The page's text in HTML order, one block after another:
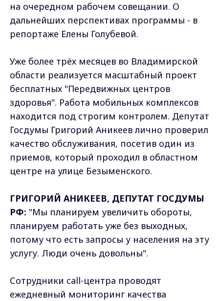
на очередном рабочем совещании. О
дальнейших перспективах программы - в
репортаже Елены Голубевой.
Уже более трёх месяцев во Владимирской
области реализуется масштабный проект
бесплатных "Передвижных центров
здоровья". Работа мобильных комплексов
находится под строгим контролем. Депутат
Госдумы Григорий Аникеев лично проверил
качество обслуживания, посетив один из
приемов, который проходил в областном
центре на улице Безыменского.
ГРИГОРИЙ АНИКЕЕВ, ДЕПУТАТ ГОСДУМЫ
РФ: "Мы планируем увеличить обороты,
планируем работать уже без выходных,
потому что есть запросы у населения на эту
услугу. Люди очень довольны".
Сотрудники call-центра проводят
ежедневный мониторинг качества